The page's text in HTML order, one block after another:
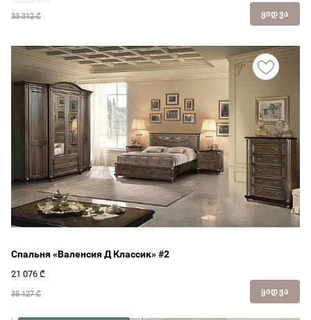
33 312 ₾ ᲧᲘᲓᲕᲐ
Спальня «Валенсия Д Классик» #2
35 127 ₾
21 076 ₾
ᲧᲘᲓᲕᲐ